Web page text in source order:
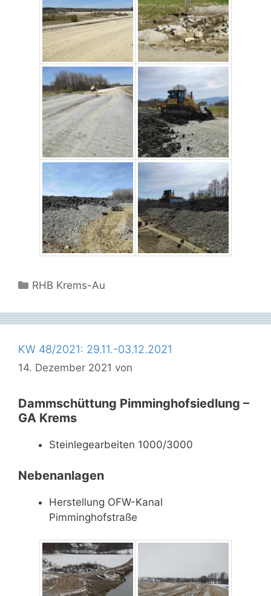
Kategorien
RHB Krems-Au
KW 48/2021: 29.11.-03.12.2021
14. Dezember 2021 von
Dammschüttung Pimminghofsiedlung –
GA Krems
Steinlegearbeiten 1000/3000
Nebenanlagen
Herstellung OFW-Kanal
Pimminghofstraße